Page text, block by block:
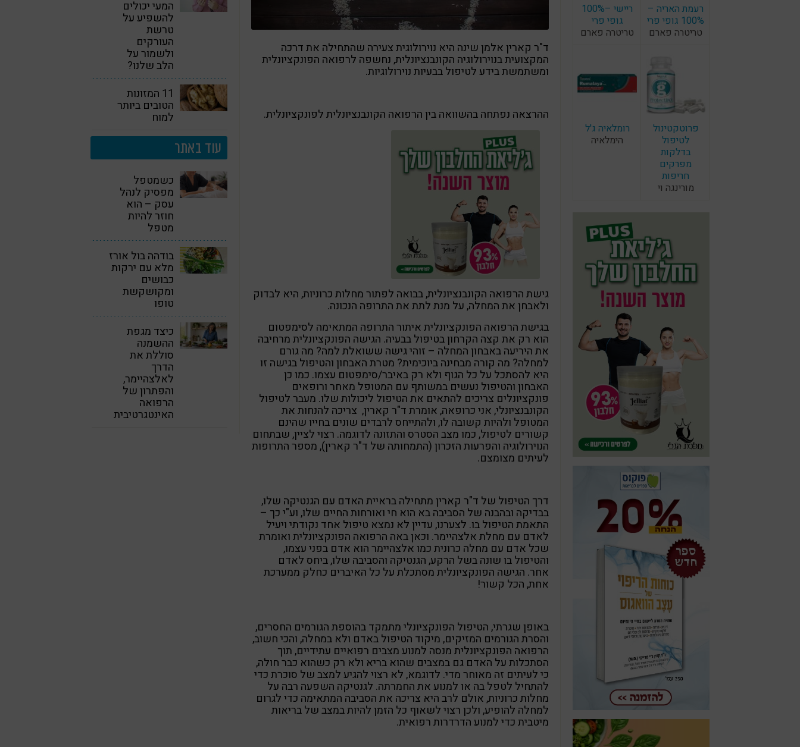
רעמת האריה –
100% גופי פרי
טריטרה פארם
ריישי –100%
גופי פרי
טריטרה פארם
פרוטקטינול
לטיפול
בדלקות
מפרקים
חריפות
מורינגה וי
רומלאיה ג'ל
הימלאיה
ד"ר קארין אלמן שינה היא נוירולוגית צעירה שהתחילה את דרכה
המקצועית בנוירולוגיה הקונבנציונלית, נחשפה לרפואה הפונקציונלית
ומשתמשת בידע לטיפול בבעיות נוירולוגיות.
ההרצאה נפתחה בהשוואה בין הרפואה הקונבנציונלית לפונקציונלית.
גישת הרפואה הקונבנציונלית, בבואה לפתור מחלות כרוניות, היא לבדוק
ולאבחן את המחלה, על מנת לתת את התרופה הנכונה.
בגישת הרפואה הפונקציונלית איתור התרופה המתאימה לסימפטום
הוא רק את קצה הקרחון בטיפול בבעיה. הגישה הפונקציונלית מרחיבה
את היריעה באבחון המחלה – זוהי גישה ששואלת למה? מה גורם
למחלה? מה קורה מבחינה ביוכימית? מטרת האבחון והטיפול בגישה זו
היא להסתכל על כל הגוף ולא רק באיבר/סימפטום עצמו. כמו כן
האבחון והטיפול נעשים במשותף עם המטופל מאחר ורופאים
פונקציונלים צריכים להתאים את הטיפול ליכולות שלו. מעבר לטיפול
הקונבנציונלי, אני כרופאה, אומרת ד"ר קארין, צריכה להנחות את
המטופל ולהיות קשובה לו, ולהתייחס לרבדים שונים בחייו שהינם
קשורים לטיפול, כמו מצב הסטרס והתזונה לדוגמה. רצוי לציין, שבתחום
הנוירולוגיה והפרעות הזכרון (התמחותה של ד"ר קארין), מספר התרופות
לעיתים מצומצם.
דרך הטיפול של ד"ר קארין מתחילה בראיית האדם עם הגנטיקה שלו,
בבדיקה ובהבנה של הסביבה בא הוא חי ואורחות החיים שלו, וע"י כך –
התאמת הטיפול בו. לצערנו, עדיין לא נמצא טיפול אחד נקודתי ויעיל
לאדם עם מחלת אלצהיימר. וכאן באה הרפואה הפונקציונלית ואומרת
שכל אדם עם מחלה כרונית כמו אלצהיימר הוא אדם בפני עצמו,
והטיפול בו שונה בשל הרקע, הגנטיקה והסביבה שלו, ביחס לאדם
אחר. הגישה הפונקציונלית מסתכלת על כל האיברים כחלק ממערכת
אחת, הכל קשור!
באופן שגרתי, הטיפול הפונקציונלי מתמקד בהוספת הגורמים החסרים,
והסרת הגורמים המזיקים, מיקוד הטיפול באדם ולא במחלה, והכי חשוב,
הרפואה הפונקציונלית מנסה למנוע מצבים רפואיים עתידיים, תוך
הסתכלות על האדם גם במצבים שהוא בריא ולא רק כשהוא כבר חולה,
כי לעיתים זה מאוחר מדי. לדוגמא, לא רצוי להגיע למצב של סוכרת כדי
להתחיל לטפל בה או למנוע את החמרתה. לגנטיקה השפעה רבה על
מחלות כרוניות, אולם לרב היא צריכה את הסביבה המתאימה כדי לגרום
למחלה להופיע, ולכן רצוי לשאוף כל הזמן להיות במצב של בריאות
מיטבית כדי למנוע הדרדרות רפואית.
המעי יכולים
להשפיע על
טרשת
העורקים
ולשמור על
הלב שלנו?
11 המזונות
הטובים ביותר
למוח
עוד באתר
כשמטפל
מפסיק לנהל
עסק – הוא
חוזר להיות
מטפל
בודהה בול אורז
מלא עם ירקות
כבושים
ומקושקשת
טופו
כיצד מגפת
ההשמנה
סוללת את
הדרך
לאלצהיימר,
והפתרון של
הרפואה
האינטגרטיבית